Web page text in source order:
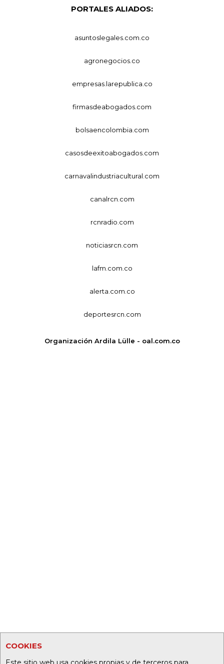
COOKIES
PORTALES ALIADOS:
asuntoslegales.com.co
agronegocios.co
empresas.larepublica.co
firmasdeabogados.com
bolsaencolombia.com
casosdeexitoabogados.com
carnavalindustriacultural.com
canalrcn.com
rcnradio.com
noticiasrcn.com
lafm.com.co
alerta.com.co
deportesrcn.com
Organización Ardila Lülle - oal.com.co